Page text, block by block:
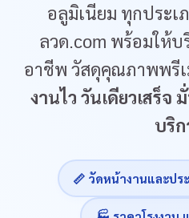
อลูมิเนียม ทุกประเ
ลวด.com พร้อมให้บ
อาชีพ วัสดุคุณภาพพรี
งานไว วันเดียวเสร็
บริก
📏 วัดหน้างานและปร